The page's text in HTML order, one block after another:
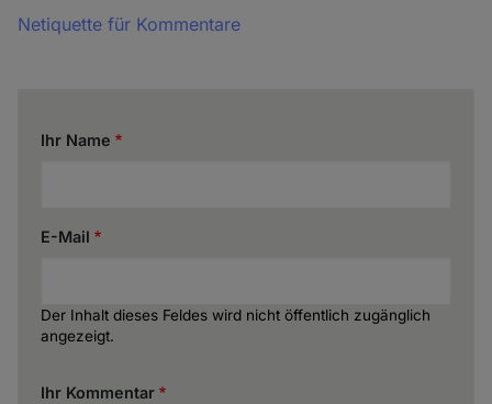
Netiquette für Kommentare
Ihr Name
E-Mail
Der Inhalt dieses Feldes wird nicht öffentlich zugänglich
angezeigt.
Ihr Kommentar